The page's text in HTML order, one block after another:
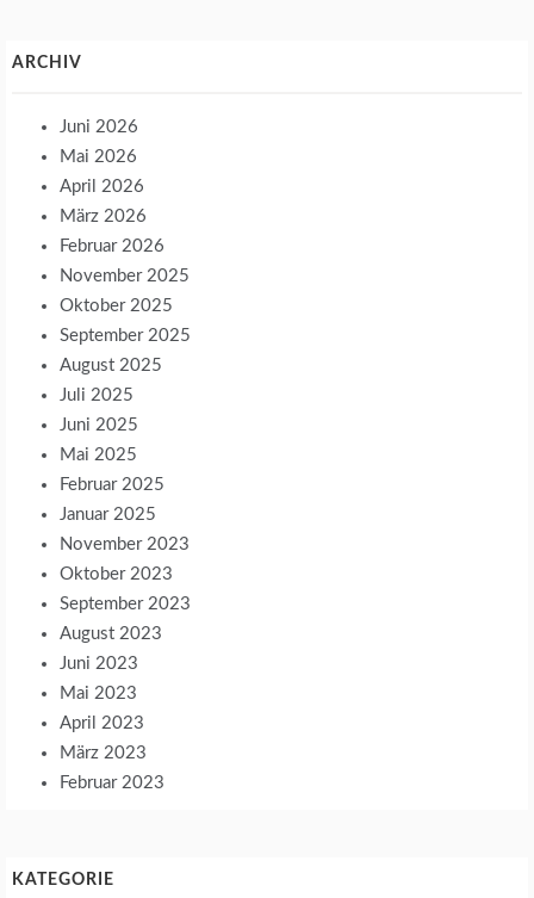
ARCHIV
Juni 2026
Mai 2026
April 2026
März 2026
Februar 2026
November 2025
Oktober 2025
September 2025
August 2025
Juli 2025
Juni 2025
Mai 2025
Februar 2025
Januar 2025
November 2023
Oktober 2023
September 2023
August 2023
Juni 2023
Mai 2023
April 2023
März 2023
Februar 2023
KATEGORIE